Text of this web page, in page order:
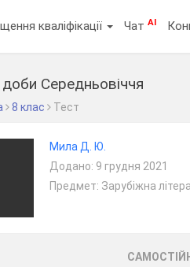
кваліфікації ЧатAI
Середньовіччя
8 клас Тест
Мила Д. Ю.
Додано: 9 грудня 2021
Предмет: Зарубіжна